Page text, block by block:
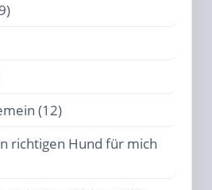
(12)
richtigen Hund für mich